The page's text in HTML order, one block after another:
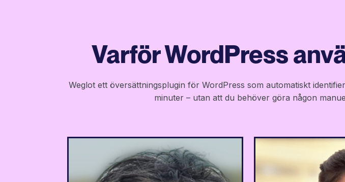
Varför WordPress
Weglot ett översättningsplugin för WordPress som automatiskt
minuter – utan att du behöver göra någon